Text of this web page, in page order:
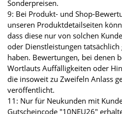
Sonderpreisen.
9: Bei Produkt- und Shop-
unseren Produktdetailseiten
dass diese nur von solchen
oder Dienstleistungen
haben. Bewertungen, bei denen
Wortlauts Auffälligkeiten oder
die insoweit zu Zweifeln Anlass
veröffentlicht.
11: Nur für Neukunden mit
Gutscheincode "10NEU26"